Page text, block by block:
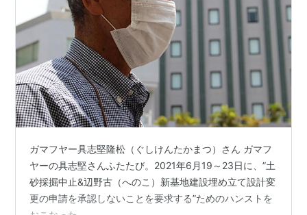
ガマフヤー具志堅隆松（ぐしけんたかまつ）さん ガマフ
ヤーの具志堅さんふたたび。2021年6月19～23日に、”土
砂採掘中止&辺野古（へのこ）新基地建設埋め立て設計変
更の申請を承認しないことを要求する”ためのハンストを